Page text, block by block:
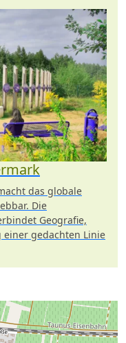
das globale
Die
Geografie,
einer gedachten Linie